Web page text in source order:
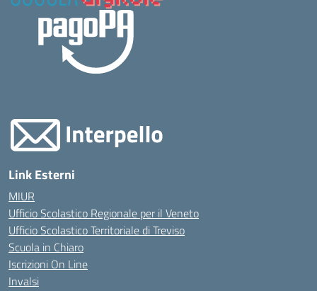
Link Esterni
MIUR
Ufficio Scolastico Regionale per il Veneto
Ufficio Scolastico Territoriale di Treviso
Scuola in Chiaro
Iscrizioni On Line
Invalsi